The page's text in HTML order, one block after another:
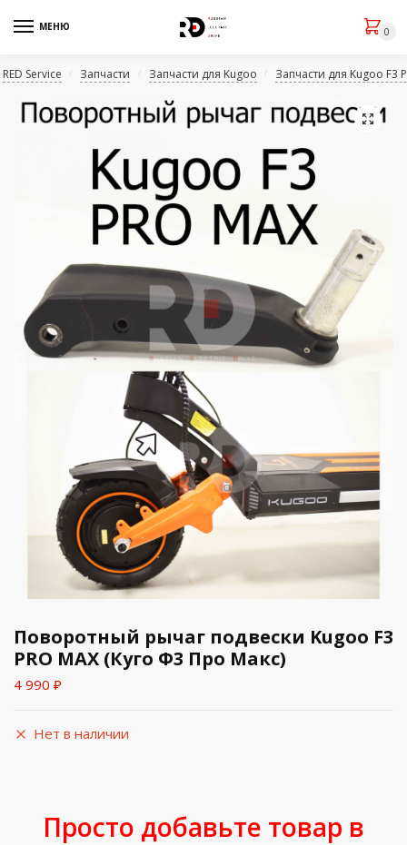
МЕНЮ 0
RED Service / Запчасти / Запчасти для Kugoo / Запчасти для Kugoo F3
🔍
Поворотный рычаг подвески Kugoo F3
PRO MAX (Куго Ф3 Про Макс)
4 990 ₽
Нет в наличии
Просто добавьте товар в